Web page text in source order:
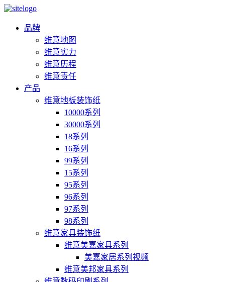
品牌
维意地图
维意实力
维意历程
维意责任
产品
维意地板装饰纸
10000系列
30000系列
18系列
16系列
99系列
15系列
95系列
96系列
97系列
98系列
维意家具装饰纸
维意美嘉家具系列
美嘉家居系列视频
维意美邦家具系列